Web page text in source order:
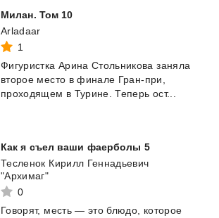
Милан. Том 10
Arladaar
1
Фигуристка Арина Стольникова заняла
второе место в финале Гран-при,
проходящем в Турине. Теперь ост...
Как я съел ваши фаерболы 5
Тесленок Кирилл Геннадьевич
"Архимаг"
0
Говорят, месть — это блюдо, которое